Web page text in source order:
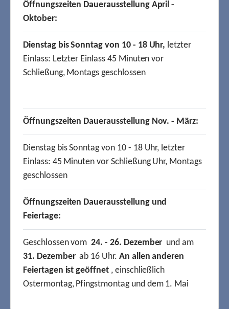
Öffnungszeiten Dauerausstellung April -
Oktober:
Dienstag bis Sonntag von 10 - 18 Uhr, letzter
Einlass: Letzter Einlass 45 Minuten vor
Schließung, Montags geschlossen
Öffnungszeiten Dauerausstellung Nov. - März:
Dienstag bis Sonntag von 10 - 18 Uhr, letzter
Einlass: 45 Minuten vor Schließung Uhr, Montags
geschlossen
Öffnungszeiten Dauerausstellung und
Feiertage:
Geschlossen vom24. - 26. Dezember und am
31. Dezemberab 16 Uhr. An allen anderen
Feiertagen ist geöffnet, einschließlich
Ostermontag, Pfingstmontag und dem 1. Mai